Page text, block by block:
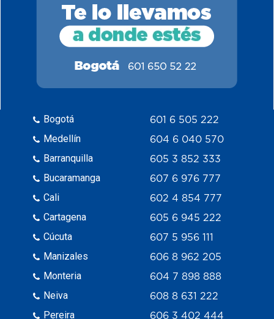
Bogotá
Medellín
Barranquilla
Bucaramanga
Cali
Cartagena
Cúcuta
Manizales
Monteria
Neiva
Pereira
601 6 505 222
604 6 040 570
605 3 852 333
607 6 976 777
602 4 854 777
605 6 945 222
607 5 956 111
606 8 962 205
604 7 898 888
608 8 631 222
606 3 402 444